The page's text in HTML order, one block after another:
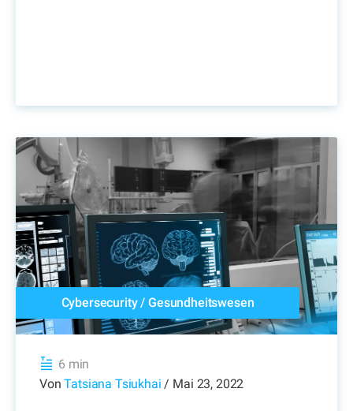
Cybersecurity/ Gesundheitswesen
6 min
VonTatsiana Tsiukhai / Mai 23, 2022